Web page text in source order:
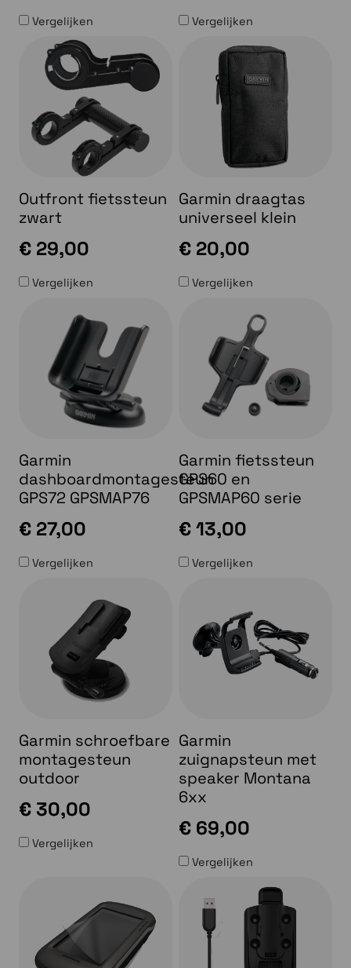
Vergelijken Vergelijken
Outfront fietssteun
zwart
€ 29,00
Vergelijken
Garmin draagtas
universeel klein
€ 20,00
Vergelijken
Garmin
dashboardmontagesteun
GPS72 GPSMAP76
€ 27,00
Vergelijken
Garmin fietssteun
GPS60 en
GPSMAP60 serie
€ 13,00
Vergelijken
Garmin schroefbare
montagesteun
outdoor
€ 30,00
Vergelijken
Garmin
zuignapsteun met
speaker Montana
6xx
€ 69,00
Vergelijken